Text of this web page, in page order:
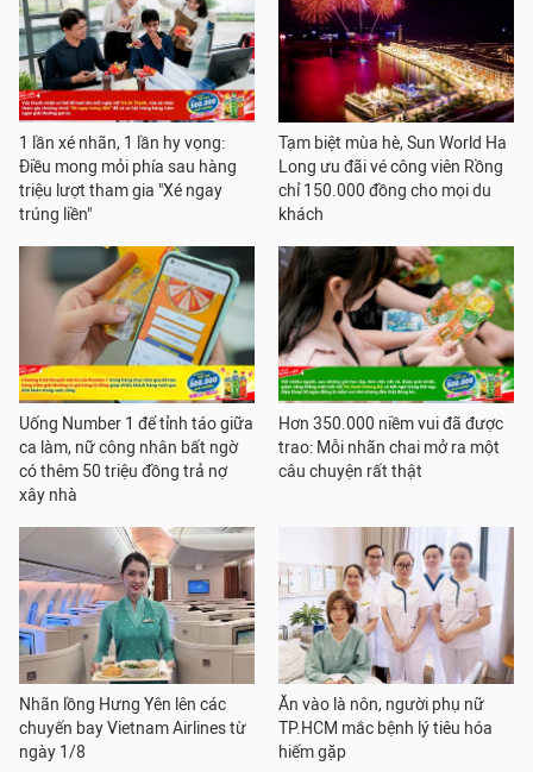
1 lần xé nhãn, 1 lần hy vọng:
Điều mong mỏi phía sau hàng
triệu lượt tham gia "Xé ngay
trúng liền"
Tạm biệt mùa hè, Sun World Ha
Long ưu đãi vé công viên Rồng
chỉ 150.000 đồng cho mọi du
khách
Uống Number 1 để tỉnh táo giữa
ca làm, nữ công nhân bất ngờ
có thêm 50 triệu đồng trả nợ
xây nhà
Hơn 350.000 niềm vui đã được
trao: Mỗi nhãn chai mở ra một
câu chuyện rất thật
Nhãn lồng Hưng Yên lên các
chuyến bay Vietnam Airlines từ
ngày 1/8
Ăn vào là nôn, người phụ nữ
TP.HCM mắc bệnh lý tiêu hóa
hiếm gặp